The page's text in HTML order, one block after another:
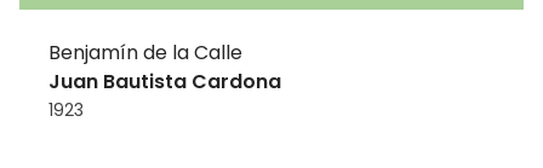
Benjamín de la Calle
Juan Bautista Cardona
1923